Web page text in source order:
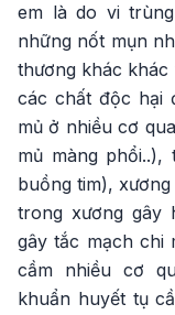
em là do vi
những nốt mụn
thương khác khác
các chất độc hại
mủ ở nhiều cơ
mủ màng phổi..),
buồng tim),
trong xương gây
gây tắc mạch chi
cầm nhiều cơ
khuẩn huyết tụ